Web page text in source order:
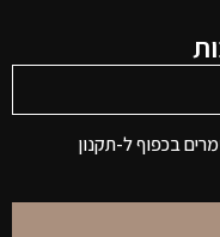
בכפוף ל-תקנון